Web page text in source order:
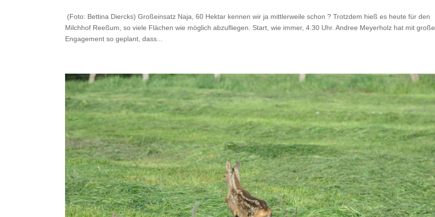
(Foto: Bettina Diercks) Großeinsatz Naja, 60 Hektar kennen wir ja mittlerweile schon ? Trotzdem hieß es heute für den
Milchhof Reeßum, so viele Flächen wie möglich abzufliegen. Start, wie immer, 4.30 Uhr. Andree Meyerholz hat mit
Engagement so geplant, dass...